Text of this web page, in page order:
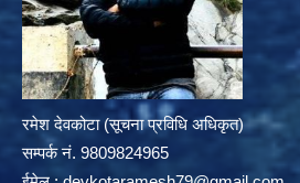
रमेश देवकोटा (सूचना प्रविधि अधिकृत)
सम्पर्क न‌ं. 9809824965